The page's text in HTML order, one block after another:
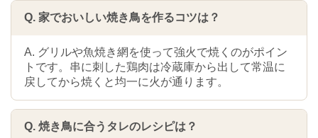
Q. 家でおいしい焼き鳥を作るコツは？
A. グリルや魚焼き網を使って強火で焼くのがポイン
トです。串に刺した鶏肉は冷蔵庫から出して常温に
戻してから焼くと均一に火が通ります。
Q. 焼き鳥に合うタレのレシピは？